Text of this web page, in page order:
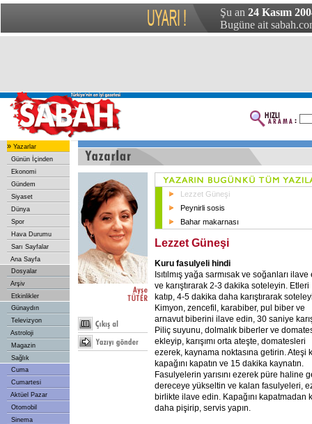
Şu an 24 Kasım
Bugüne ait
» Yazarlar
Günün İçinden
Ekonomi
Gündem
Siyaset
Dünya
Spor
Hava Durumu
Sarı Sayfalar
Ana Sayfa
Dosyalar
Arşiv
Etkinlikler
Günaydın
Televizyon
Astroloji
Magazin
Sağlık
Cuma
Cumartesi
Aktüel Pazar
Otomobil
Sinema
Lezzet Güneşi
Peynirli sosis
Bahar makarnası
Lezzet Güneşi
Kuru fasulyeli hindi
Isıtılmış yağa sarmısak ve soğanları ilave
ve karıştırarak 2-3 dakika soteleyin. Etleri
katıp, 4-5 dakika daha karıştırarak
Kimyon, zencefil, karabiber, pul biber ve
arnavut biberini ilave edin, 30 saniye
Piliç suyunu, dolmalık biberler ve
ekleyip, karışımı orta ateşte, domatesleri
ezerek, kaynama noktasına getirin. Ateşi
kapağını kapatın ve 15 dakika kaynatın.
Fasulyelerin yarısını ezerek püre haline
dereceye yükseltin ve kalan fasulyeleri,
birlikte ilave edin. Kapağını kapatmadan
daha pişirip, servis yapın.